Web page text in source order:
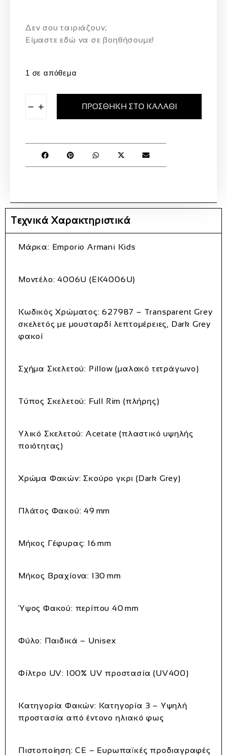
Δεν σου ταιριάζουν;
Eίμαστε εδώ να σε βοηθήσουμε!
1 σε απόθεμα
− + ΠΡΟΣΘΉΚΗ ΣΤΟ ΚΑΛΆΘΙ
Τεχνικά Χαρακτηριστικά
Μάρκα: Emporio Armani Kids
Μοντέλο: 4006U (EK4006U)
Κωδικός Χρώματος: 627987 – Transparent Grey
σκελετός με μουσταρδί λεπτομέρειες, Dark Grey
φακοί
Σχήμα Σκελετού: Pillow (μαλακό τετράγωνο)
Τύπος Σκελετού: Full Rim (πλήρης)
Υλικό Σκελετού: Acetate (πλαστικό υψηλής
ποιότητας)
Χρώμα Φακών: Σκούρο γκρι (Dark Grey)
Πλάτος Φακού: 49 mm
Μήκος Γέφυρας: 16 mm
Μήκος Βραχίονα: 130 mm
Ύψος Φακού: περίπου 40 mm
Φύλο: Παιδικά – Unisex
Φίλτρο UV: 100% UV προστασία (UV400)
Κατηγορία Φακών: Κατηγορία 3 – Υψηλή
προστασία από έντονο ηλιακό φως
Πιστοποίηση: CE – Ευρωπαϊκές προδιαγραφές